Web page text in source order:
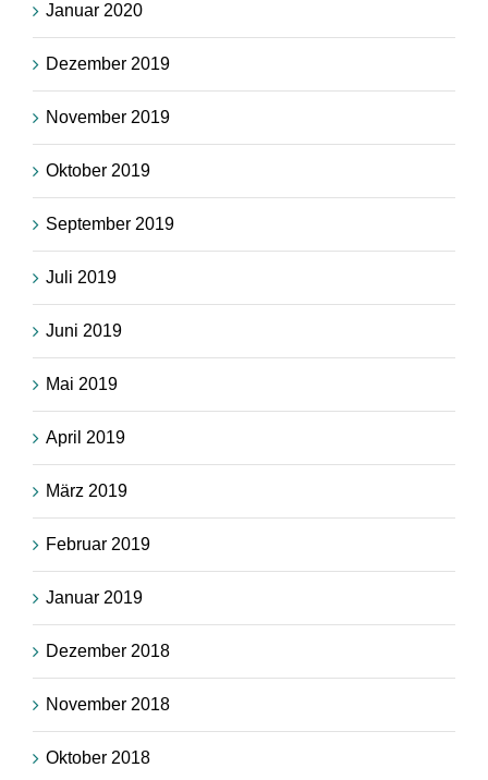
Januar 2020
Dezember 2019
November 2019
Oktober 2019
September 2019
Juli 2019
Juni 2019
Mai 2019
April 2019
März 2019
Februar 2019
Januar 2019
Dezember 2018
November 2018
Oktober 2018